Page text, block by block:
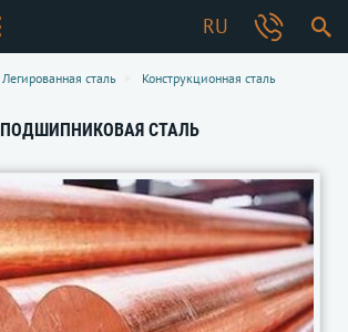
RU
Легированная сталь Конструкционная сталь
ПОДШИПНИКОВАЯ СТАЛЬ